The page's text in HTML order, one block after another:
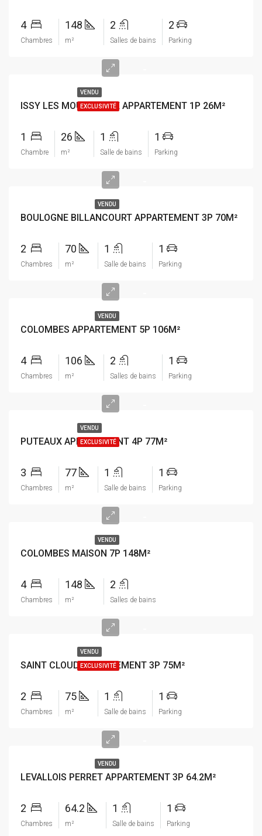
4
Chambres
148
m²
2
Salles de bains
2
Parking
VENDU
EXCLUSIVITÉ
ISSY LES MOULINEAUX APPARTEMENT 1P 26M²
1
Chambre
26
m²
1
Salle de bains
1
Parking
VENDU
BOULOGNE BILLANCOURT APPARTEMENT 3P 70M²
2
Chambres
70
m²
1
Salle de bains
1
Parking
VENDU
COLOMBES APPARTEMENT 5P 106M²
4
Chambres
106
m²
2
Salles de bains
1
Parking
VENDU
EXCLUSIVITÉ
PUTEAUX APPARTEMENT 4P 77M²
3
Chambres
77
m²
1
Salle de bains
1
Parking
VENDU
COLOMBES MAISON 7P 148M²
4
Chambres
148
m²
2
Salles de bains
VENDU
EXCLUSIVITÉ
SAINT CLOUD APPARTEMENT 3P 75M²
2
Chambres
75
m²
1
Salle de bains
1
Parking
VENDU
LEVALLOIS PERRET APPARTEMENT 3P 64.2M²
2
Chambres
64.2
m²
1
Salle de bains
1
Parking